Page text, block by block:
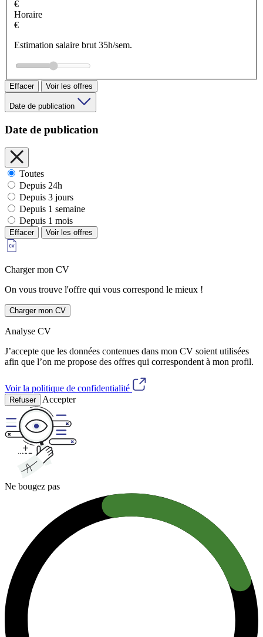
€
Horaire
€
Estimation salaire brut 35h/sem.
Effacer Voir les offres
Date de publication
Date de publication
Toutes
Depuis 24h
Depuis 3 jours
Depuis 1 semaine
Depuis 1 mois
Effacer Voir les offres
Charger mon CV
On vous trouve l'offre qui vous correspond le mieux !
Charger mon CV
Analyse CV
J’accepte que les données contenues dans mon CV soient utilisées
afin que l’on me propose des offres qui correspondent à mon profil.
Voir la politique de confidentialité
Refuser Accepter
Ne bougez pas